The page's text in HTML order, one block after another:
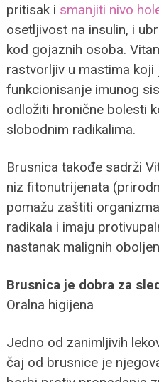
pritisak i smanjiti nivo
osetljivost na insulin, i
kod gojaznih osoba.
rastvorljiv u mastima koji
funkcionisanje imunog
odložiti hronične bolesti
slobodnim radikalima.
Brusnica takođe sadrži
niz fitonutrijenata
pomažu zaštiti
radikala i imaju
nastanak malignih
Brusnica je dobra za
Oralna higijena
Jedno od zanimljivih
čaj od brusnice je